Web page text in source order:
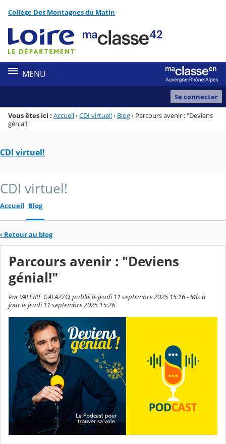
Menu de la rubrique
Contenu
Collège Des Montagnes du Matin
MENU
Se connecter
Vous êtes ici : Accueil›CDI virtuel!› Blog› Parcours avenir : "Deviens
génial!"
CDI virtuel!
CDI virtuel!
Accueil Blog
‹ Retour au blog
Parcours avenir : "Deviens
génial!"
Par VALERIE GALAZZO, publié le jeudi 11 septembre 2025 15:16 - Mis à
jour le jeudi 11 septembre 2025 15:26